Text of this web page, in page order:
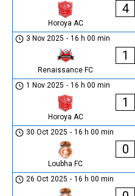
Horoya AC
4
3 Nov 2025 - 16 h 00 min
Renaissance FC
1
1 Nov 2025 - 16 h 00 min
Horoya AC
1
30 Oct 2025 - 16 h 00 min
Loubha FC
0
26 Oct 2025 - 16 h 00 min